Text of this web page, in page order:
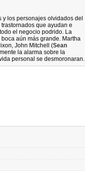
y los personajes olvidados del
que ayudan e
el negocio podrido. La
aún más grande. Martha
John Mitchell (Sean
la alarma sobre la
personal se desmoronaran.